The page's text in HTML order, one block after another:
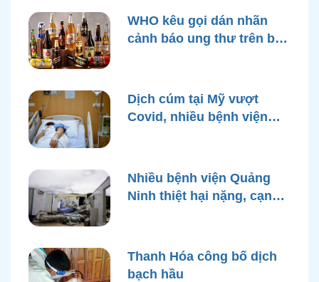
WHO kêu gọi dán nhãn
cảnh báo ung thư trên bao
Dịch cúm tại Mỹ vượt
Covid, nhiều bệnh viện
Nhiều bệnh viện Quảng
Ninh thiệt hại nặng, cạn
Thanh Hóa công bố dịch
bạch hầu